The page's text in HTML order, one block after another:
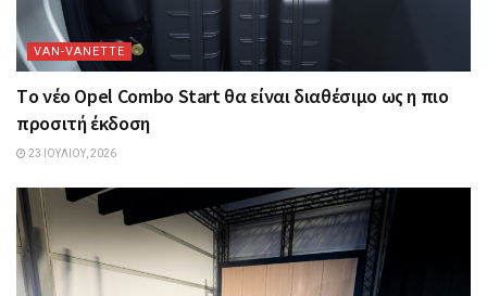
VAN-VANETTΕ
Tο νέο Opel Combo Start θα είναι διαθέσιμο ως η πιο
προσιτή έκδοση
23 ΙΟΥΛΊΟΥ, 2026